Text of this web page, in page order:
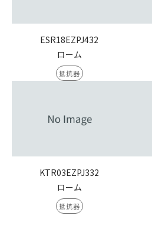
ESR18EZPJ432
ローム
抵抗器
KTR03EZPJ332
ローム
抵抗器